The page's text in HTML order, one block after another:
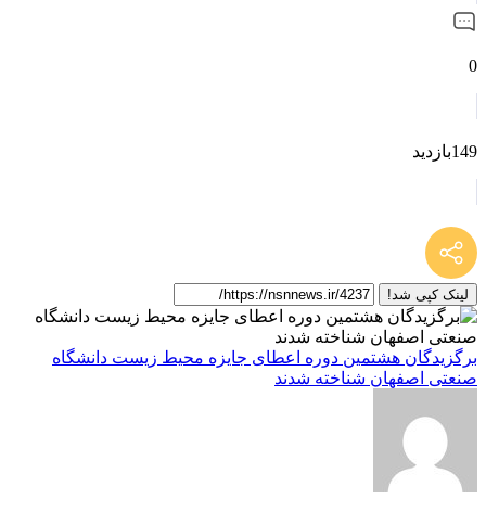
0
149بازدید
لینک کپی شد!
برگزیدگان هشتمین دوره اعطای جایزه محیط زیست دانشگاه
صنعتی اصفهان شناخته شدند